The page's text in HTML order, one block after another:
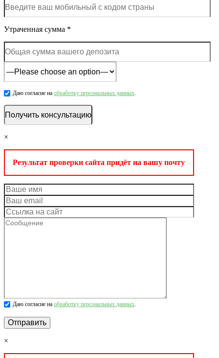
Утраченная сумма *
Даю согласие на обработку персональных данных.
×
Результат проверки сайта придёт на вашу почту
Даю согласие на обработку персональных данных.
×